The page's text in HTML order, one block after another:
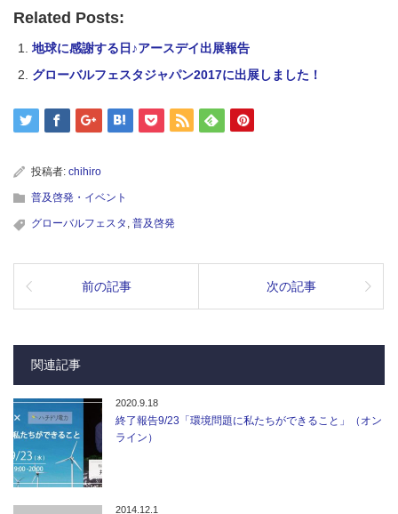
Related Posts:
地球に感謝する日♪アースデイ出展報告
グローバルフェスタジャパン2017に出展しました！
投稿者: chihiro
普及啓発・イベント
グローバルフェスタ , 普及啓発
前の記事 次の記事
関連記事
2020.9.18
終了報告9/23「環境問題に私たちができること」（オン
ライン）
2014.12.1